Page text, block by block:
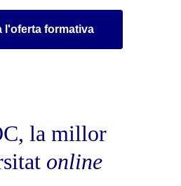
l'oferta formativa
la millor
online